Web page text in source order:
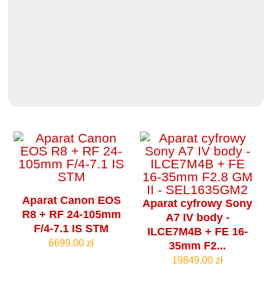
Aparat Canon EOS
R8 + RF 24-105mm
F/4-7.1 IS STM
6699.00 zł
Aparat cyfrowy Sony
A7 IV body -
ILCE7M4B + FE 16-
35mm F2...
19849.00 zł